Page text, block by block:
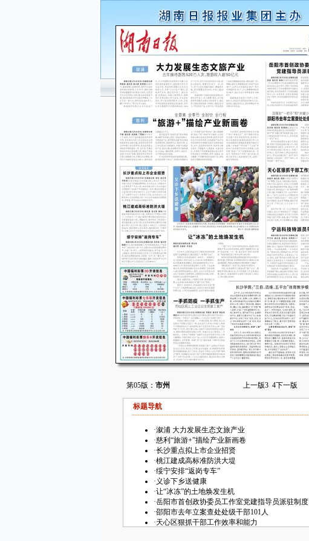
第05版： 市州 上一版3 4下一版
标题导航
·溆浦 大力发展生态文旅产业
·慈利“旅游+”描绘产业新画卷
·长沙重点拟上市企业招贤
·桃江建成高标准防洪大堤
·绥宁安排“返岗专车”
· 义诊下乡送健康
·让“冰冻”的土地焕发生机
·岳阳市首创政协委员工作室党建指导员派驻制度
·邵阳市去年立案查处处级干部101人
·天心区狠抓干部工作效率和能力